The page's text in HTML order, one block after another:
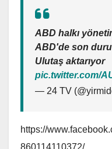
ABD halkı
ABD'de son
Ulutaş aktarıyor
pic.twitter.com/
— 24 TV
https://
860114110372/